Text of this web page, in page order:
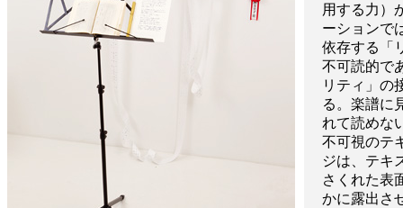
用する力）
ーションで
依存する「
不可読的で
リティ」の
る。楽譜に
れて読めな
不可視のテ
ジは、テキ
さくれた表
かに露出さ